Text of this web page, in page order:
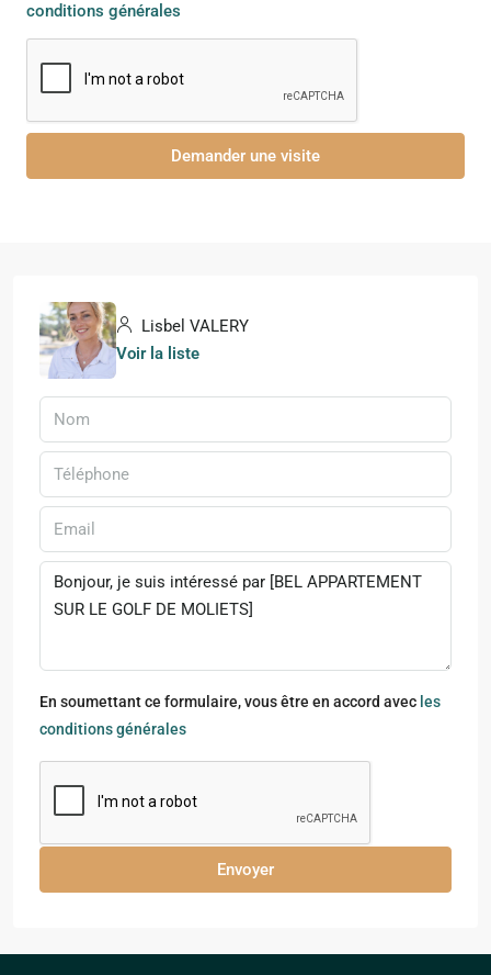
conditions générales
Demander une visite
Lisbel VALERY
Voir la liste
En soumettant ce formulaire, vous être en accord avec les
conditions générales
Envoyer